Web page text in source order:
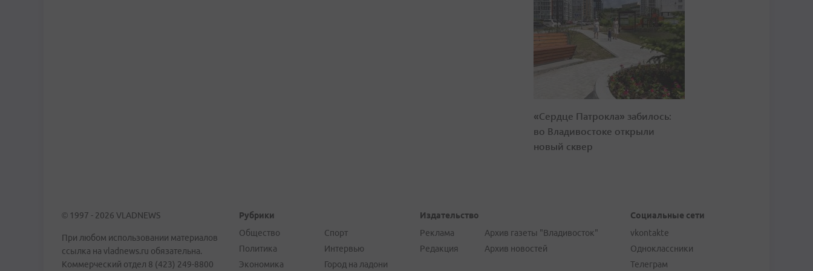
«Сердце Патрокла» забилось:
во Владивостоке открыли
новый сквер
© 1997 - 2026 VLADNEWS
При любом использовании материалов
ссылка на vladnews.ru обязательна.
Коммерческий отдел 8 (423) 249-8800
Рубрики
Общество
Политика
Экономика
Спорт
Интервью
Город на ладони
Издательство
Реклама
Редакция
Архив газеты "Владивосток"
Архив новостей
Социальные сети
vkontakte
Одноклассники
Телеграм